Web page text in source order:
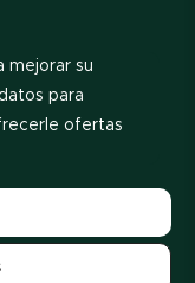
mejorar su
para
ofertas
hacerlo al pie